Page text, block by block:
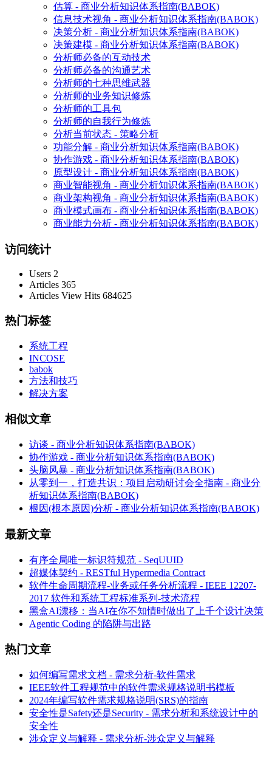
估算 - 商业分析知识体系指南(BABOK)
信息技术视角 - 商业分析知识体系指南(BABOK)
决策分析 - 商业分析知识体系指南(BABOK)
决策建模 - 商业分析知识体系指南(BABOK)
分析师必备的互动技术
分析师必备的沟通艺术
分析师的七种思维武器
分析师的业务知识修炼
分析师的工具包
分析师的自我行为修炼
分析当前状态 - 策略分析
功能分解 - 商业分析知识体系指南(BABOK)
协作游戏 - 商业分析知识体系指南(BABOK)
原型设计 - 商业分析知识体系指南(BABOK)
商业智能视角 - 商业分析知识体系指南(BABOK)
商业架构视角 - 商业分析知识体系指南(BABOK)
商业模式画布 - 商业分析知识体系指南(BABOK)
商业能力分析 - 商业分析知识体系指南(BABOK)
访问统计
Users 2
Articles 365
Articles View Hits 684625
热门标签
系统工程
INCOSE
babok
方法和技巧
解决方案
相似文章
访谈 - 商业分析知识体系指南(BABOK)
协作游戏 - 商业分析知识体系指南(BABOK)
头脑风暴 - 商业分析知识体系指南(BABOK)
从零到一，打造共识：项目启动研讨会全指南 - 商业分
析知识体系指南(BABOK)
根因(根本原因)分析 - 商业分析知识体系指南(BABOK)
最新文章
有序全局唯一标识符规范 - SeqUUID
超媒体契约 - RESTful Hypermedia Contract
软件生命周期流程-业务或任务分析流程 - IEEE 12207-
2017 软件和系统工程标准系列-技术流程
黑盒AI漂移：当AI在你不知情时做出了上千个设计决策
Agentic Coding 的陷阱与出路
热门文章
如何编写需求文档 - 需求分析-软件需求
IEEE软件工程规范中的软件需求规格说明书模板
2024年编写软件需求规格说明(SRS)的指南
安全性是Safety还是Security - 需求分析和系统设计中的
安全性
涉众定义与解释 - 需求分析-涉众定义与解释